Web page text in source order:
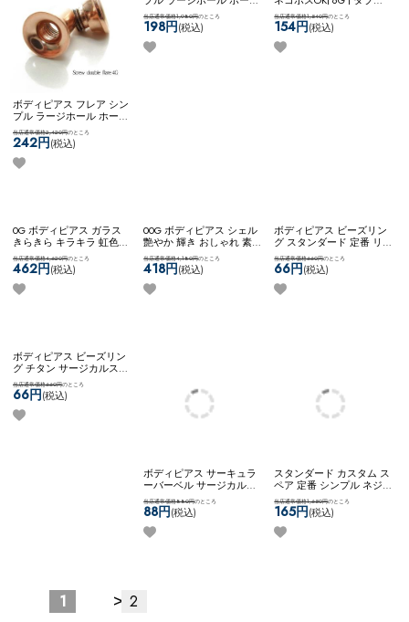
ボディピアス フレア シン
プル ラージホール ホール
トゥ ステンレス 4G ネジ
式 ネコポスOK[ 4G ] ダブ
ルフレア (ローズゴール
ド)
当店通常価格2,420円のところ
242円(税込)
きらきら キラキラ 虹色
艶やか 輝き おしゃれ 素
敵 大人っぽい きれい シ
ンプル ネコポスOK
PYREXガラスPLUG (レイ
ンボー)
当店通常価格4,620円 のところ
462円(税込)
[ 00G ] マザーオブパ
ールPLUG (ホワイトオパ
(税込) (税込)
ボディピアス ビーズリン
グ チタン サージカルステ
ンレス 金属アレルギー対